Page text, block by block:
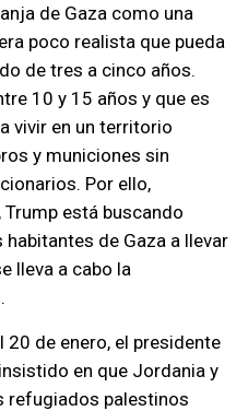
de Gaza como una
poco realista que pueda
de tres a cinco años.
10 y 15 años y que es
vivir en un territorio
y municiones sin
Por ello,
está buscando
de Gaza a llevar
lleva a cabo la
20 de enero, el presidente
en que Jordania y
refugiados palestinos